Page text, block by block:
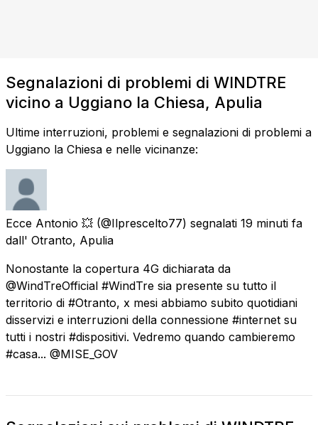
Segnalazioni di problemi di WINDTRE
vicino a Uggiano la Chiesa, Apulia
Ultime interruzioni, problemi e segnalazioni di problemi a
Uggiano la Chiesa e nelle vicinanze:
Ecce Antonio 💥 (@Ilprescelto77) segnalati 19 minuti fa
dall' Otranto, Apulia
Nonostante la copertura 4G dichiarata da
@WindTreOfficial #WindTre sia presente su tutto il
territorio di #Otranto, x mesi abbiamo subito quotidiani
disservizi e interruzioni della connessione #internet su
tutti i nostri #dispositivi. Vedremo quando cambieremo
#casa... @MISE_GOV